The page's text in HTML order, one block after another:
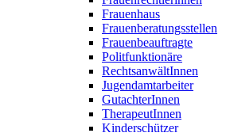
Frauenhaus
Frauenberatungsstellen
Frauenbeauftragte
Politfunktionäre
RechtsanwältInnen
Jugendamtarbeiter
GutachterInnen
TherapeutInnen
Kinderschützer